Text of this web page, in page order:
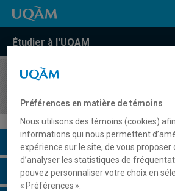
Étudier à l'UQAM
COURS//
Description du cours
Horaire - Été 2026
Préférences en matière de témoins
Nous utilisons des témoins (cookies)
informations qui nous permettent
expérience sur le site, de vous proposer
d’analyser les statistiques de
pouvez personnaliser votre choix en
« Préférences ».